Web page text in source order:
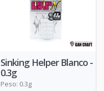
Sinking Helper Blanco -
0.3g
Peso: 0.3g